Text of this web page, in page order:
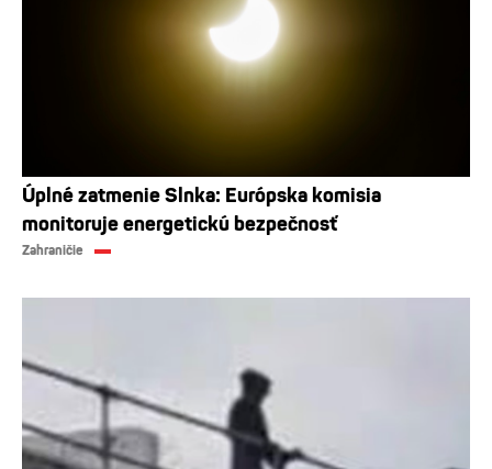
Úplné zatmenie Slnka: Európska komisia
monitoruje energetickú bezpečnosť
Zahraničie